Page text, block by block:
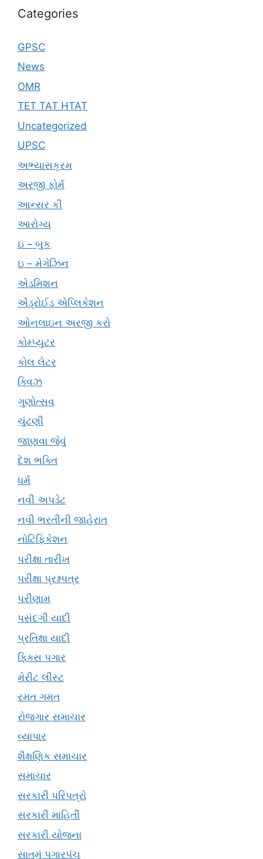
Categories
GPSC
News
OMR
TET TAT HTAT
Uncategorized
UPSC
અભ્યાસક્રમ
અરજી ફોર્મ
આન્સર કી
આરોગ્ય
ઇ – બુક
ઇ – મેગેઝિન
એડમિશન
એંડ્રોઈડ એપ્લિકેશન
ઓનલાઇન અરજી કરો
કોમ્પ્યુટર
કોલ લેટર
ક્વિઝ
ગુણોત્સવ
ચુંટણી
જાણવા જેવું
દેશ ભક્તિ
ધર્મ
નવી અપડેટ
નવી ભરતીની જાહેરાત
નોટિફિકેશન
પરીક્ષા તારીખ
પરીક્ષા પ્રશ્નપત્ર
પરીણામ
પસંદગી યાદી
પ્રતિક્ષા યાદી
ફિક્સ પગાર
મેરીટ લીસ્ટ
રમત ગમત
રોજગાર સમાચાર
વ્યાપાર
શૈક્ષણિક સમાચાર
સમાચાર
સરકારી પરિપત્રો
સરકારી માહિતી
સરકારી યોજના
સાતમું પગારપંચ